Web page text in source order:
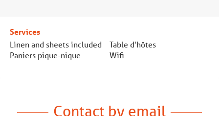
Services
Linen and sheets included
Paniers pique-nique
Table d'hôtes
Wifi
Contact by email